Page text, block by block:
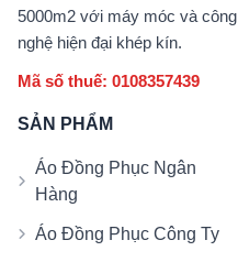
5000m2 với máy móc và công
nghệ hiện đại khép kín.
Mã số thuế: 0108357439
SẢN PHẨM
Áo Đồng Phục Ngân
Hàng
Áo Đồng Phục Công Ty